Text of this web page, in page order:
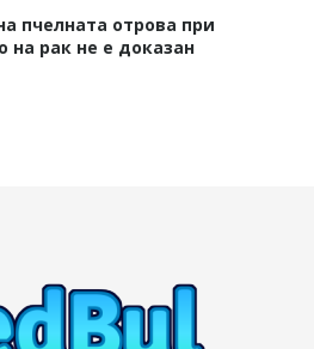
пчелната отрова при
на рак не е доказан